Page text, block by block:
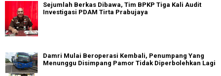
Sejumlah Berkas Dibawa, Tim BPKP Tiga Kali Audit
Investigasi PDAM Tirta Prabujaya
Damri Mulai Beroperasi Kembali, Penumpang Yang
Menunggu Disimpang Pamor Tidak Diperbolehkan Lagi